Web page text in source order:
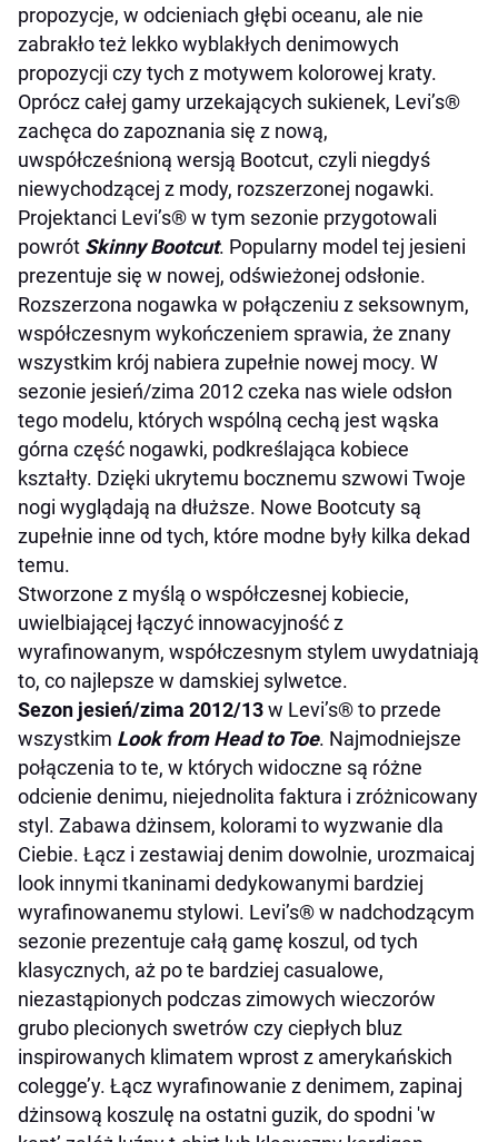
propozycje, w odcieniach głębi oceanu, ale nie
zabrakło też lekko wyblakłych denimowych
propozycji czy tych z motywem kolorowej kraty.
Oprócz całej gamy urzekających sukienek, Levi’s®
zachęca do zapoznania się z nową,
uwspółcześnioną wersją Bootcut, czyli niegdyś
niewychodzącej z mody, rozszerzonej nogawki.
Projektanci Levi’s® w tym sezonie przygotowali
powrót Skinny Bootcut. Popularny model tej jesieni
prezentuje się w nowej, odświeżonej odsłonie.
Rozszerzona nogawka w połączeniu z seksownym,
współczesnym wykończeniem sprawia, że znany
wszystkim krój nabiera zupełnie nowej mocy. W
sezonie jesień/zima 2012 czeka nas wiele odsłon
tego modelu, których wspólną cechą jest wąska
górna część nogawki, podkreślająca kobiece
kształty. Dzięki ukrytemu bocznemu szwowi Twoje
nogi wyglądają na dłuższe. Nowe Bootcuty są
zupełnie inne od tych, które modne były kilka dekad
temu.
Stworzone z myślą o współczesnej kobiecie,
uwielbiającej łączyć innowacyjność z
wyrafinowanym, współczesnym stylem uwydatniają
to, co najlepsze w damskiej sylwetce.
Sezon jesień/zima 2012/13w Levi’s® to przede
wszystkim Look from Head to Toe. Najmodniejsze
połączenia to te, w których widoczne są różne
odcienie denimu, niejednolita faktura i zróżnicowany
styl. Zabawa dżinsem, kolorami to wyzwanie dla
Ciebie. Łącz i zestawiaj denim dowolnie, urozmaicaj
look innymi tkaninami dedykowanymi bardziej
wyrafinowanemu stylowi. Levi’s® w nadchodzącym
sezonie prezentuje całą gamę koszul, od tych
klasycznych, aż po te bardziej casualowe,
niezastąpionych podczas zimowych wieczorów
grubo plecionych swetrów czy ciepłych bluz
inspirowanych klimatem wprost z amerykańskich
colegge’y. Łącz wyrafinowanie z denimem, zapinaj
dżinsową koszulę na ostatni guzik, do spodni 'w